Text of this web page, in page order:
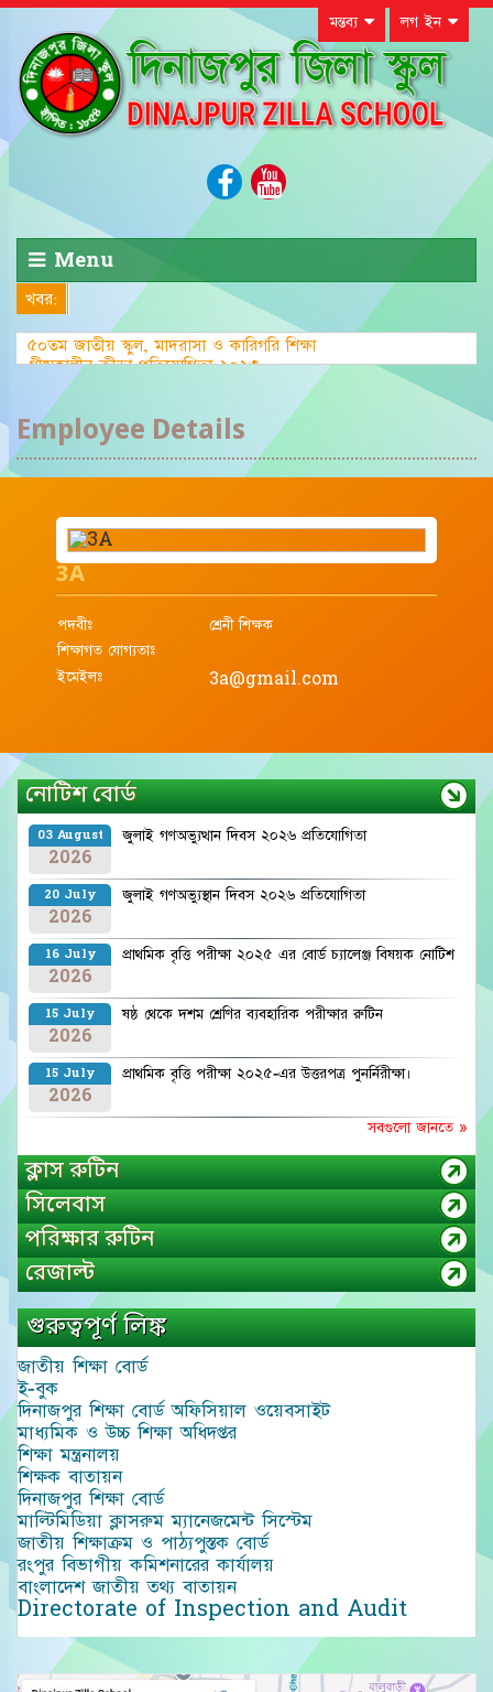
মন্তব্য লগ ইন
Menu
খবর:
৫০তম জাতীয় স্কুল, মাদরাসা ও কারিগরি শিক্ষা
গ্রীষ্মকালীন ক্রীড়া প্রতিযোগিতা-২০২৩ এ জেলা পর্য
Employee Details
3A
পদবীঃ
শ্রেনী শিক্ষক
শিক্ষাগত যোগ্যতাঃ
ইমেইলঃ
3a@gmail.com
নোটিশ বোর্ড
03 August
2026
জুলাই গণঅভ্যুত্থান দিবস ২০২৬ প্রতিযোগিতা
20 July
2026
জুলাই গণঅভ্যুস্থান দিবস ২০২৬ প্রতিযোগিতা
16 July
2026
প্রাথমিক বৃত্তি পরীক্ষা ২০২৫ এর বোর্ড চ্যালেঞ্জ বিষয়ক নোটিশ
15 July
2026
ষষ্ঠ থেকে দশম শ্রেণির ব্যবহারিক পরীক্ষার রুটিন
15 July
2026
প্রাথমিক বৃত্তি পরীক্ষা ২০২৫-এর উত্তরপত্র পুনর্নিরীক্ষা।
সবগুলো জানতে »
ক্লাস রুটিন
সিলেবাস
পরিক্ষার রুটিন
রেজাল্ট
গুরুত্বপূর্ণ লিঙ্ক
জাতীয় শিক্ষা বোর্ড
ই-বুক
দিনাজপুর শিক্ষা বোর্ড অফিসিয়াল ওয়েবসাইট
মাধ্যমিক ও উচ্চ শিক্ষা অধিদপ্তর
শিক্ষা মন্ত্রনালয়
শিক্ষক বাতায়ন
দিনাজপুর শিক্ষা বোর্ড
মাল্টিমিডিয়া ক্লাসরুম ম্যানেজমেন্ট সিস্টেম
জাতীয় শিক্ষাক্রম ও পাঠ্যপুস্তক বোর্ড
রংপুর বিভাগীয় কমিশনারের কার্যালয়
বাংলাদেশ জাতীয় তথ্য বাতায়ন
Directorate of Inspection and Audit